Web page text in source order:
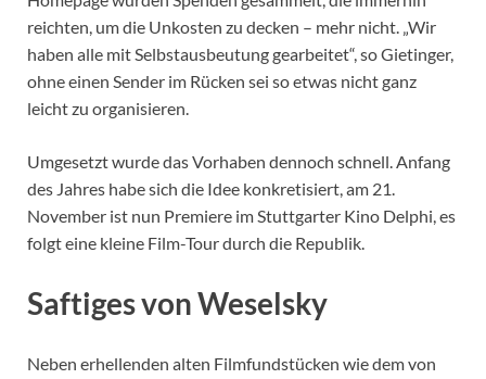
reichten, um die Unkosten zu decken – mehr nicht. „Wir
haben alle mit Selbstausbeutung gearbeitet“, so Gietinger,
ohne einen Sender im Rücken sei so etwas nicht ganz
leicht zu organisieren.
Umgesetzt wurde das Vorhaben dennoch schnell. Anfang
des Jahres habe sich die Idee konkretisiert, am 21.
November ist nun Premiere im Stuttgarter Kino Delphi, es
folgt eine kleine Film-Tour durch die Republik.
Saftiges von Weselsky
Neben erhellenden alten Filmfundstücken wie dem von